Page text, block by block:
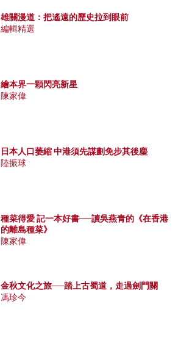
雄關漫道：把遙遠的歷史拉到眼前
編輯精選
繪本界一顆閃亮新星
陳家偉
日本人口萎縮 中港須先謀劃免步其後塵
陸振球
種菜得愛 記一本好書──讀吳燕青的《在香港
的離島種菜》
陳家偉
金秋文化之旅──踏上古蜀道，走過劍門關
馮珍今